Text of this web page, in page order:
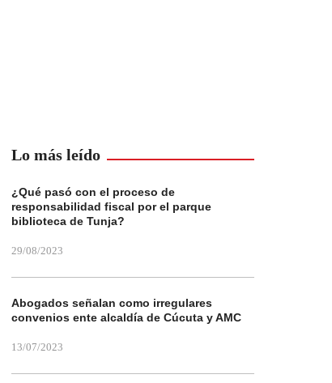
Lo más leído
¿Qué pasó con el proceso de
responsabilidad fiscal por el parque
biblioteca de Tunja?
29/08/2023
Abogados señalan como irregulares
convenios ente alcaldía de Cúcuta y AMC
13/07/2023